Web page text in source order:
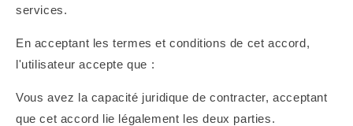
services.
En acceptant les termes et conditions de cet accord,
l'utilisateur accepte que :
Vous avez la capacité juridique de contracter, acceptant
que cet accord lie légalement les deux parties.